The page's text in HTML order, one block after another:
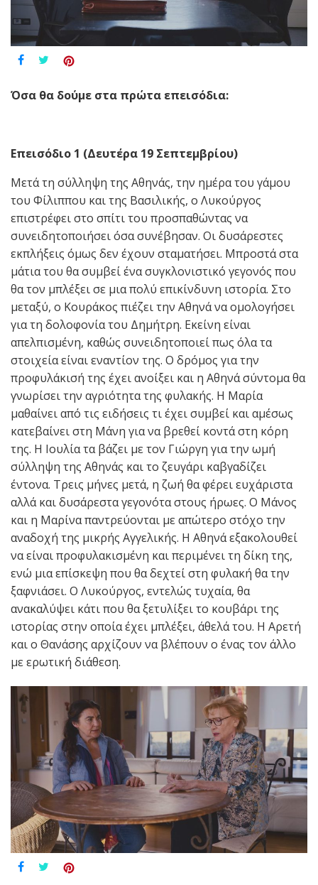
Όσα θα δούμε στα πρώτα επεισόδια:
Επεισόδιο 1 (Δευτέρα 19 Σεπτεμβρίου)
Μετά τη σύλληψη της Αθηνάς, την ημέρα του γάμου
του Φίλιππου και της Βασιλικής, ο Λυκούργος
επιστρέφει στο σπίτι του προσπαθώντας να
συνειδητοποιήσει όσα συνέβησαν. Οι δυσάρεστες
εκπλήξεις όμως δεν έχουν σταματήσει. Μπροστά στα
μάτια του θα συμβεί ένα συγκλονιστικό γεγονός που
θα τον μπλέξει σε μια πολύ επικίνδυνη ιστορία. Στο
μεταξύ, ο Κουράκος πιέζει την Αθηνά να ομολογήσει
για τη δολοφονία του Δημήτρη. Εκείνη είναι
απελπισμένη, καθώς συνειδητοποιεί πως όλα τα
στοιχεία είναι εναντίον της. Ο δρόμος για την
προφυλάκισή της έχει ανοίξει και η Αθηνά σύντομα θα
γνωρίσει την αγριότητα της φυλακής. Η Μαρία
μαθαίνει από τις ειδήσεις τι έχει συμβεί και αμέσως
κατεβαίνει στη Μάνη για να βρεθεί κοντά στη κόρη
της. Η Ιουλία τα βάζει με τον Γιώργη για την ωμή
σύλληψη της Αθηνάς και το ζευγάρι καβγαδίζει
έντονα. Τρεις μήνες μετά, η ζωή θα φέρει ευχάριστα
αλλά και δυσάρεστα γεγονότα στους ήρωες. Ο Μάνος
και η Μαρίνα παντρεύονται με απώτερο στόχο την
αναδοχή της μικρής Αγγελικής. Η Αθηνά εξακολουθεί
να είναι προφυλακισμένη και περιμένει τη δίκη της,
ενώ μια επίσκεψη που θα δεχτεί στη φυλακή θα την
ξαφνιάσει. Ο Λυκούργος, εντελώς τυχαία, θα
ανακαλύψει κάτι που θα ξετυλίξει το κουβάρι της
ιστορίας στην οποία έχει μπλέξει, άθελά του. Η Αρετή
και ο Θανάσης αρχίζουν να βλέπουν ο ένας τον άλλο
με ερωτική διάθεση.